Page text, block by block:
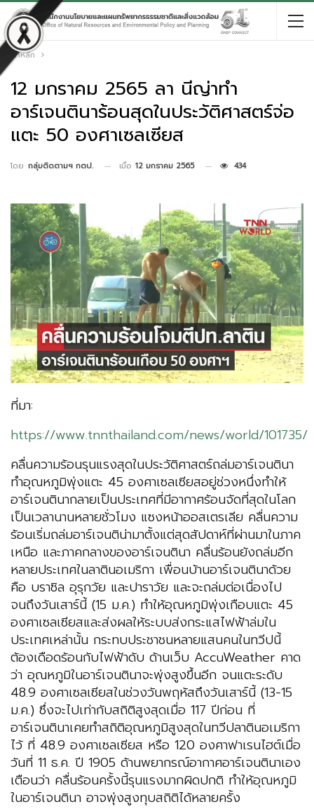
หน้าหลัก
12 มกราคม 2565 ลา นีญ่าทำ
อาร์เจนตินาร้อนสุดในประวัติศาสตร์จ่อ
แตะ 50 องศาเซลเซียส
โดย กลุ่มติดตามฯ กตป. เมื่อ 12 มกราคม 2565 434
ที่มา:
https://www.tnnthailand.com/news/world/101735/
คลื่นความร้อนรุนแรงสุดในประวัติศาสตร์ถล่มอาร์เจนตินา
ทำอุณหภูมิพุ่งแตะ 45 องศาเซลเซียสอยู่ช่วงหนึ่งทำให้
อาร์เจนตินากลายเป็นประเทศที่มีอากาศร้อนจัดที่สุดในโลก
เป็นเวลานานหลายชั่วโมง แซงหน้าออสเตรเลีย คลื่นความ
ร้อนเริ่มถล่มอาร์เจนติน่ามาตั้งแต่สุดสัปดาห์ที่ผ่านมาในภาค
เหนือ และภาคกลางของอาร์เจนตินา คลื่นร้อนยังถล่มอีก
หลายประเทศในลาตินอเมริกา เพื่อนบ้านอาร์เจนตินาด้วย
คือ บราซิล อุรุกวัย และปาราวัย และจะถล่มต่อเนื่องไป
จนถึงวันเสาร์นี้ (15 ม.ค.) ทำให้อุณหภูมิพุ่งเกือบแตะ 45
องศาเซลเซียสและส่งผลให้ระบบส่งกระแสไฟฟ้าล่มใน
ประเทศเหล่านั้น กระทบประชาชนหลายแสนคนในทวีปนี้
ต้องเดือดร้อนกับไฟฟ้าดับ ด้านเว็บ AccuWeather คาด
ว่า อุณหภูมิในอาร์เจนตินาจะพุ่งสูงขึ้นอีก จนแตะระดับ
48.9 องศาเซลเซียสในช่วงวันพฤหัสถึงวันเสาร์นี้ (13-15
ม.ค.) ซึ่งจะไปเท่ากับสถิติสูงสุดเมื่อ 117 ปีก่อน ที่
อาร์เจนตินาเคยทำสถิติอุณหภูมิสูงสุดในทวีปลาตินอเมริกา
ไว้ ที่ 48.9 องศาเซลเซียส หรือ 120 องศาฟาเรนไฮต์เมื่อ
วันที่ 11 ธ.ค. ปี 1905 ด้านพยากรณ์อากาศอาร์เจนตินาเอง
เตือนว่า คลื่นร้อนครั้งนี้รุนแรงมากผิดปกติ ทำให้อุณหภูมิ
ในอาร์เจนตินา อาจพุ่งสูงทุบสถิติได้หลายครั้ง